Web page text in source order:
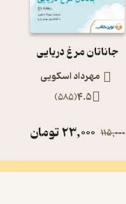
جاناتان مرغ دریایی
مهرداد اسکویی
4.5
(
585
)
115,000
23,000تومان